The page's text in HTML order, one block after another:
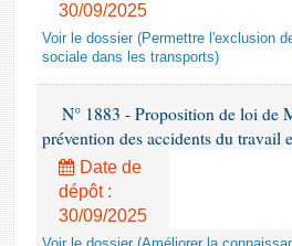
30/09/2025
Voir le dossier (Permettre l'exclusion
sociale dans les transports)
N° 1883 - Proposition de loi de
prévention des accidents du travail
Date de
dépôt :
30/09/2025